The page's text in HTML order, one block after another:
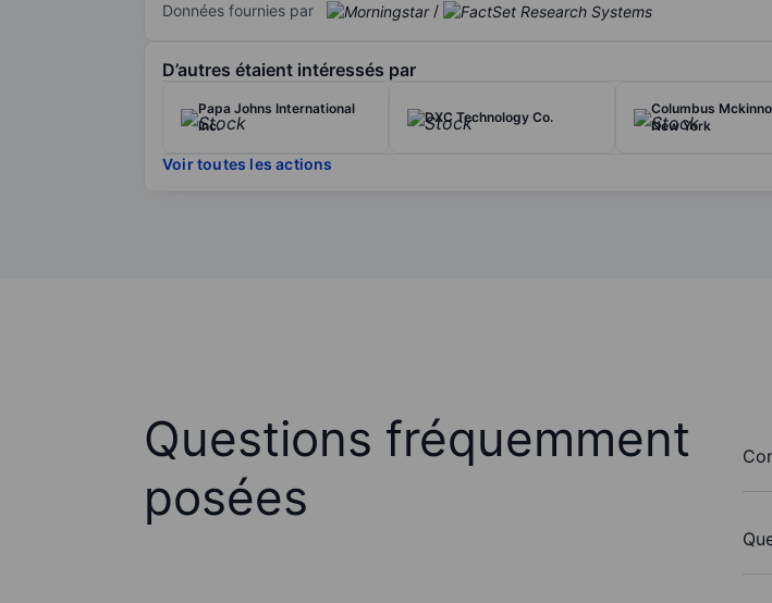
Données fournies par /
D’autres étaient intéressés par
Papa Johns International
Inc.
DXC Technology Co.
Columbus
New York
Voir toutes les actions
Questions fréquemment
posées